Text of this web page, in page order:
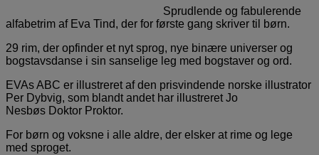
Sprudlende og fabulerende
alfabetrim af Eva Tind, der for første gang skriver til børn.
29 rim, der opfinder et nyt sprog, nye binære universer og
bogstavsdanse i sin sanselige leg med bogstaver og ord.
EVAs ABC er illustreret af den prisvindende norske illustrator
Per Dybvig, som blandt andet har illustreret Jo
Nesbøs Doktor Proktor.
For børn og voksne i alle aldre, der elsker at rime og lege
med sproget.